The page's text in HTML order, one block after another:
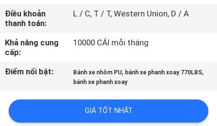
KIỂM
SOÁT
CHẤT
LƯỢNG
LIÊN
HỆ
Điều khoản
thanh toán:
L / C, T / T, Western Union, D / A
Khả năng cung
cấp:
10000 CÁI mỗi tháng
Điểm nổi bật: Bánh xe nhôm PU, bánh xe phanh xoay 770LBS,
bánh xe phanh xoay
GIÁ TỐT NHẤT